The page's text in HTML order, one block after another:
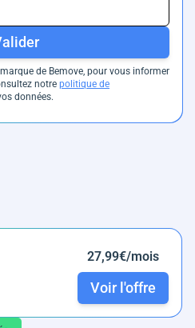
de Bemove, pour vous informer
notre politique de
données.
27,99€/mois
Voir l'offre